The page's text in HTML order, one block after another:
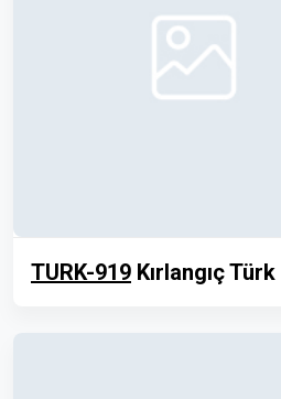
TURK-919 Kırlangıç